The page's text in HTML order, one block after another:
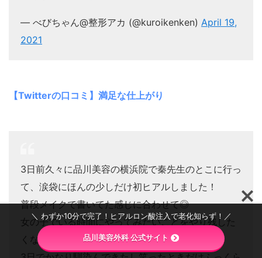
— べびちゃん@整形アカ (@kuroikenken) April 19,
2021
【Twitterの口コミ】満足な仕上がり
3日前久々に品川美容の横浜院で秦先生のとこに行っ
て、涙袋にほんの少しだけ初ヒアルしました！
普段メイクで書いてた感じに合わせて◎
女の子でいる時間にやってみたいことをやり残した
くないからしてみた！
＼ わずか10分で完了！ヒアルロン酸注入で老化知らず！／
品川美容外科 公式サイト